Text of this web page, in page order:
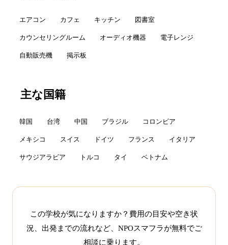
エアコン カフェ キッチン 図書室
カウンセリングルーム オーディオ機器 電子レンジ
自動販売機 掲示板
主な国籍
韓国 台湾 中国 ブラジル コロンビア
メキシコ スイス ドイツ フランス イタリア
サウジアラビア トルコ タイ ベトナム
この学校が気になりますか？費用の目安や空き状
況、出発までの流れなど、NPOスマフラが無料でご
相談に乗ります。